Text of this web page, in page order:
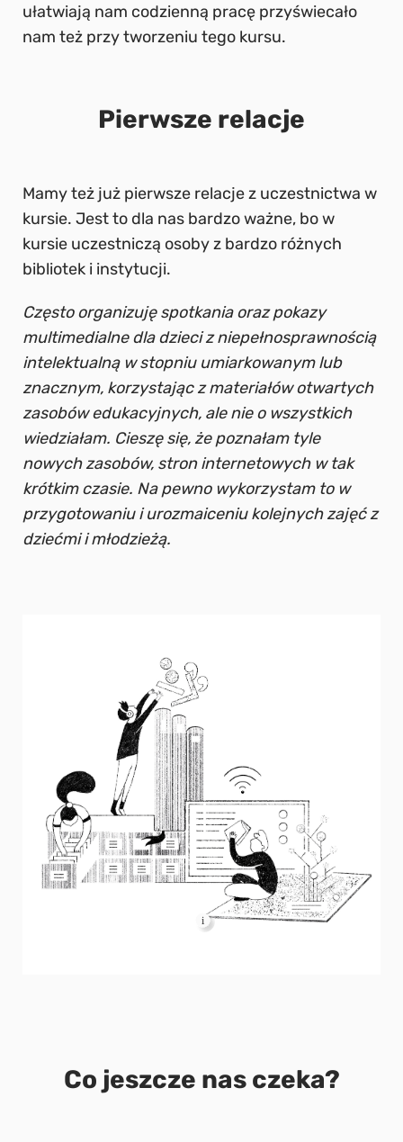
ułatwiają nam codzienną pracę przyświecało
nam też przy tworzeniu tego kursu.
Pierwsze relacje
Mamy też już pierwsze relacje z uczestnictwa w
kursie. Jest to dla nas bardzo ważne, bo w
kursie uczestniczą osoby z bardzo różnych
bibliotek i instytucji.
Często organizuję spotkania oraz pokazy
multimedialne dla dzieci z niepełnosprawnością
intelektualną w stopniu umiarkowanym lub
znacznym, korzystając z materiałów otwartych
zasobów edukacyjnych, ale nie o wszystkich
wiedziałam. Cieszę się, że poznałam tyle
nowych zasobów, stron internetowych w tak
krótkim czasie. Na pewno wykorzystam to w
przygotowaniu i urozmaiceniu kolejnych zajęć z
dziećmi i młodzieżą.
Co jeszcze nas czeka?